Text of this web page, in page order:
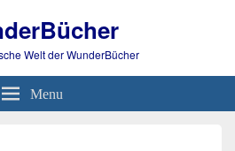
Welt der WunderBücher
Menu